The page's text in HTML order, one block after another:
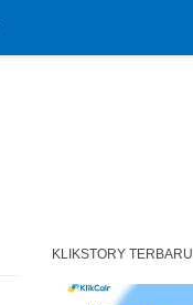
KLIKSTORY TERBARU